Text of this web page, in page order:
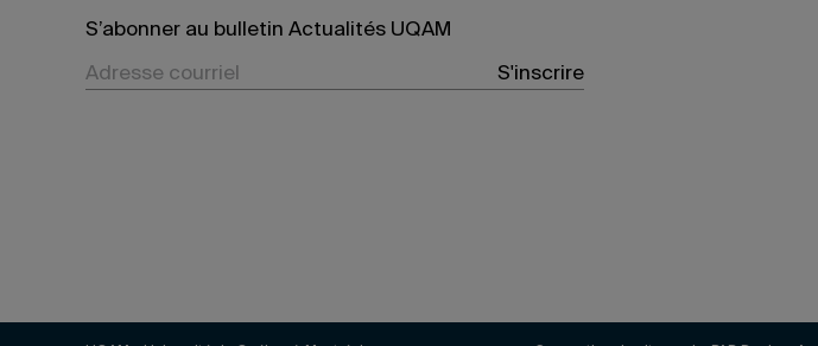
S’abonner au bulletin Actualités UQAM
S'inscrire